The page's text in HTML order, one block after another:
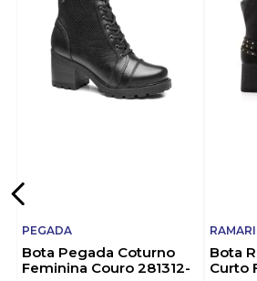
PEGADA
Bota Pegada Coturno
Feminina Couro 281312-
Bota
Curto